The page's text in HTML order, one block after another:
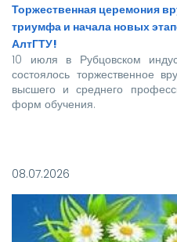
Торжественная церемония
триумфа и начала новых
АлтГТУ!
10 июля в Рубцовском
состоялось торжественное
высшего и среднего
форм обучения.
высококвалифицированных
стать надежной опорой и
страны.
08.07.2026